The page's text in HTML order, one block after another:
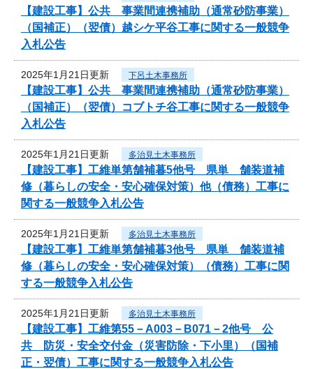
【建設工事】公共 事業間連携補助（通常砂防事業）
（国補正）（翌債）越シケ平谷工事に関する一般競争
入札公告
2025年1月21日更新 下呂土木事務所
【建設工事】公共 事業間連携補助（通常砂防事業）
（国補正）（翌債）コブトチ谷工事に関する一般競争
入札公告
2025年1月21日更新 多治見土木事務所
【建設工事】工維単第舗補暮5他号 県単 舗装道補
修（暮らしの安全・安心確保対策）他（債務）工事に
関する一般競争入札公告
2025年1月21日更新 多治見土木事務所
【建設工事】工維単第舗補暮3他号 県単 舗装道補
修（暮らしの安全・安心確保対策）（債務）工事に関
する一般競争入札公告
2025年1月21日更新 多治見土木事務所
【建設工事】工維第55－A003－B071－2他号 公
共 防災・安全交付金（災害防除・下小里）（国補
正・翌債）工事に関する一般競争入札公告